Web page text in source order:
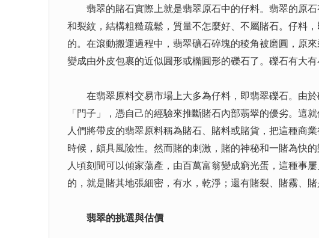
翡翠的賭石實際上就是翡翠原石中的仔料。翡翠的原石
和裂紋，結構粗糙疏鬆，質量不怎麼好、不屬賭石。仔料
的。在滾動搬運過程中，翡翠礦石碎塊的稜角被磨圓，原
變成由外皮包裹的近似圓形或橢圓形的礫石了。礫石有大
在翡翠原料交易市場上大多為仔料，即翡翠礫石。由於
「門子」，憑自己的經驗來推斷賭石內部翡翠的優劣。這
人們將帶皮的翡翠原料稱為賭石、賭料或賭貨，把這種商
時候，頗具風險性。然而賭的刺激，賭的神秘和一賭為快
人頃刻間可以傾家蕩產，由百萬富翁變成窮光蛋，這種事
的，就是賭其地張細密，有水，乾淨；還有賭裂、賭霧、
翡翠的挑選與估價